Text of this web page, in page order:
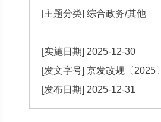
[主题分类] 综合政务/其他
[实施日期] 2025-12-30
[发文字号] 京发改规 〔2025〕
[发布日期] 2025-12-31